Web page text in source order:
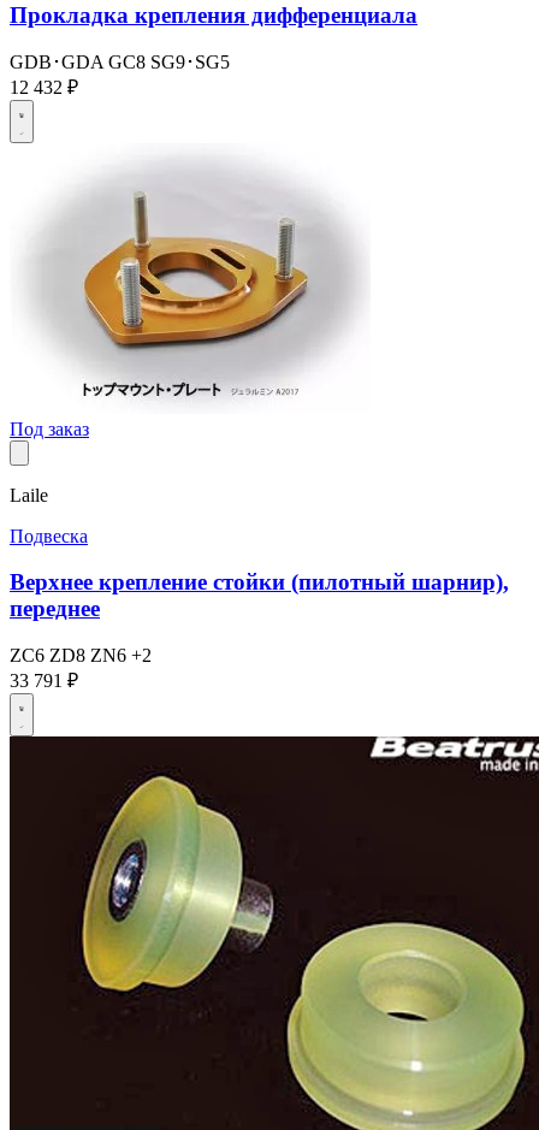
Прокладка крепления дифференциала
GDB･GDA GC8 SG9･SG5
12 432 ₽
Под заказ
Laile
Подвеска
Верхнее крепление стойки (пилотный шарнир),
переднее
ZC6 ZD8 ZN6 +2
33 791 ₽